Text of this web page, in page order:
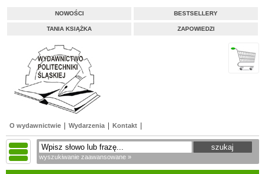
NOWOŚCI BESTSELLERY
TANIA KSIĄŻKA ZAPOWIEDZI
O wydawnictwie Wydarzenia Kontakt
wyszukiwanie zaawansowane »